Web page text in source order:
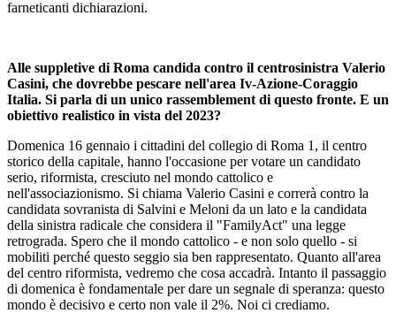
farneticanti dichiarazioni.
Alle suppletive di Roma candida contro il centrosinistra Valerio
Casini, che dovrebbe pescare nell'area Iv-Azione-Coraggio
Italia. Si parla di un unico rassemblement di questo fronte. E un
obiettivo realistico in vista del 2023?
Domenica 16 gennaio i cittadini del collegio di Roma 1, il centro
storico della capitale, hanno l'occasione per votare un candidato
serio, riformista, cresciuto nel mondo cattolico e
nell'associazionismo. Si chiama Valerio Casini e correrà contro la
candidata sovranista di Salvini e Meloni da un lato e la candidata
della sinistra radicale che considera il "FamilyAct" una legge
retrograda. Spero che il mondo cattolico - e non solo quello - si
mobiliti perché questo seggio sia ben rappresentato. Quanto all'area
del centro riformista, vedremo che cosa accadrà. Intanto il passaggio
di domenica è fondamentale per dare un segnale di speranza: questo
mondo è decisivo e certo non vale il 2%. Noi ci crediamo.